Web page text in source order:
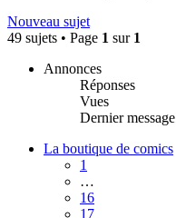
Nouveau sujet
49 sujets • Page 1 sur 1
Annonces
Réponses
Vues
Dernier message
La boutique de comics
1
…
16
17